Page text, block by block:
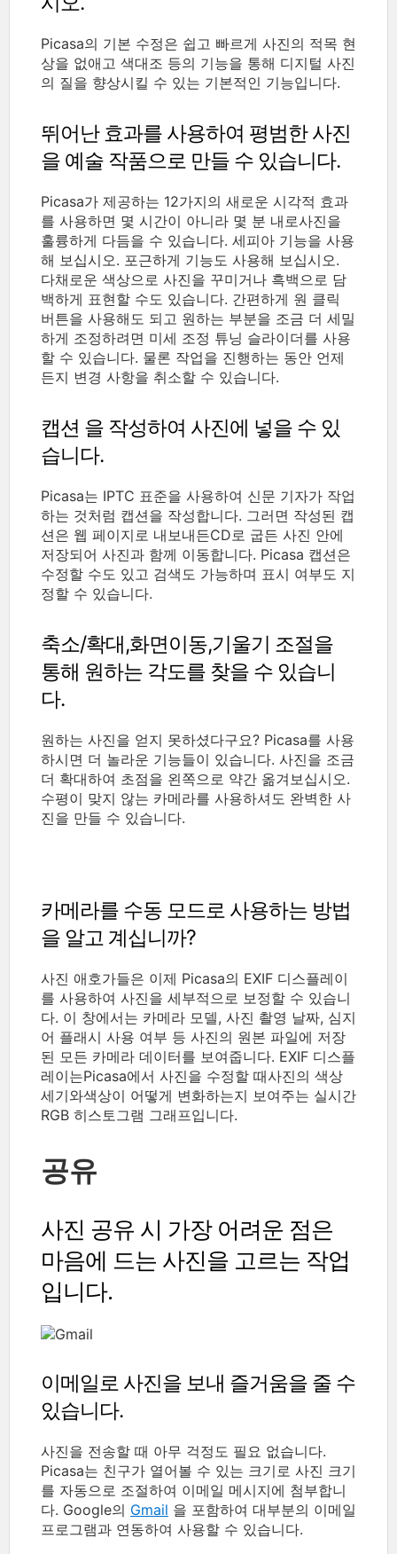
Picasa의 기본 수정은 쉽고 빠르게 사진의 적목 현
상을 없애고 색대조 등의 기능을 통해 디지털 사진
의 질을 향상시킬 수 있는 기본적인 기능입니다.
뛰어난 효과를 사용하여 평범한 사진
을 예술 작품으로 만들 수 있습니다.
Picasa가 제공하는 12가지의 새로운 시각적 효과
를 사용하면 몇 시간이 아니라 몇 분 내로사진을
훌륭하게 다듬을 수 있습니다. 세피아 기능을 사용
해 보십시오. 포근하게 기능도 사용해 보십시오.
다채로운 색상으로 사진을 꾸미거나 흑백으로 담
백하게 표현할 수도 있습니다. 간편하게 원 클릭
버튼을 사용해도 되고 원하는 부분을 조금 더 세밀
하게 조정하려면 미세 조정 튜닝 슬라이더를 사용
할 수 있습니다. 물론 작업을 진행하는 동안 언제
든지 변경 사항을 취소할 수 있습니다.
캡션 을 작성하여 사진에 넣을 수 있
습니다.
Picasa는 IPTC 표준을 사용하여 신문 기자가 작업
하는 것처럼 캡션을 작성합니다. 그러면 작성된 캡
션은 웹 페이지로 내보내든CD로 굽든 사진 안에
저장되어 사진과 함께 이동합니다. Picasa 캡션은
수정할 수도 있고 검색도 가능하며 표시 여부도 지
정할 수 있습니다.
축소/확대,화면이동,기울기 조절을
통해 원하는 각도를 찾을 수 있습니
다.
원하는 사진을 얻지 못하셨다구요? Picasa를 사용
하시면 더 놀라운 기능들이 있습니다. 사진을 조금
더 확대하여 초점을 왼쪽으로 약간 옮겨보십시오.
수평이 맞지 않는 카메라를 사용하셔도 완벽한 사
진을 만들 수 있습니다.
카메라를 수동 모드로 사용하는 방법
을 알고 계십니까?
사진 애호가들은 이제 Picasa의 EXIF 디스플레이
를 사용하여 사진을 세부적으로 보정할 수 있습니
다. 이 창에서는 카메라 모델, 사진 촬영 날짜, 심지
어 플래시 사용 여부 등 사진의 원본 파일에 저장
된 모든 카메라 데이터를 보여줍니다. EXIF 디스플
레이는Picasa에서 사진을 수정할 때사진의 색상
세기와색상이 어떻게 변화하는지 보여주는 실시간
RGB 히스토그램 그래프입니다.
공유
사진 공유 시 가장 어려운 점은
마음에 드는 사진을 고르는 작업
입니다.
이메일로 사진을 보내 즐거움을 줄 수
있습니다.
사진을 전송할 때 아무 걱정도 필요 없습니다.
Picasa는 친구가 열어볼 수 있는 크기로 사진 크기
를 자동으로 조절하여 이메일 메시지에 첨부합니
다. Google의 Gmail 을 포함하여 대부분의 이메일
프로그램과 연동하여 사용할 수 있습니다.